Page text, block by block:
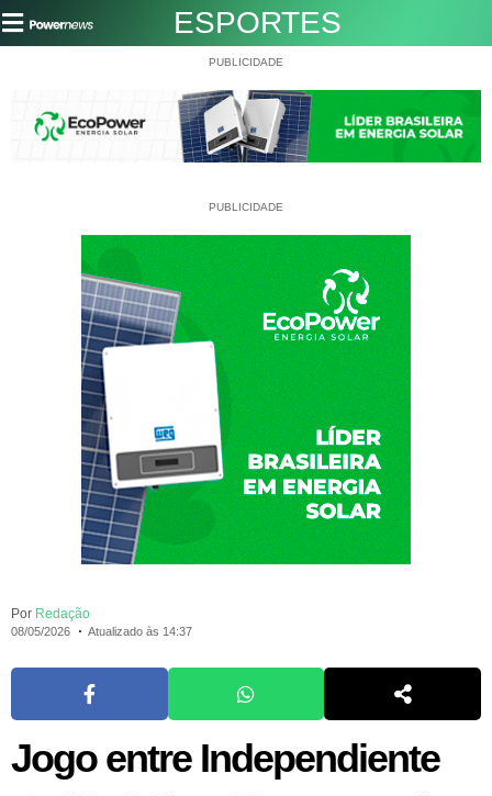
ESPORTES
PUBLICIDADE
PUBLICIDADE
Por Redação
08/05/2026 Atualizado às 14:37
Jogo entre Independiente